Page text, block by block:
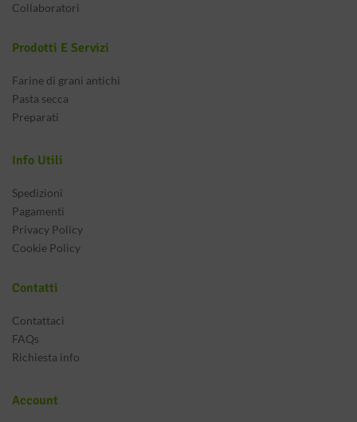
Collaboratori
Prodotti E Servizi
Farine di grani antichi
Pasta secca
Preparati
Info Utili
Spedizioni
Pagamenti
Privacy Policy
Cookie Policy
Contatti
Contattaci
FAQs
Richiesta info
Account